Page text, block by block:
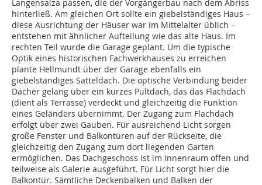
Langensalza passen, die der Vorgängerbau nach dem Abriss
hinterließ. Am gleichen Ort sollte ein giebelständiges Haus –
diese Ausrichtung der Häuser war im Mittelalter üblich –
entstehen mit ähnlicher Aufteilung wie das alte Haus. Im
rechten Teil wurde die Garage geplant. Um die typische
Optik eines historischen Fachwerkhauses zu erreichen
plante Hellmundt über der Garage ebenfalls ein
giebelständiges Satteldach. Die optische Verbindung beider
Dächer gelang über ein kurzes Pultdach, das das Flachdach
(dient als Terrasse) verdeckt und gleichzeitig die Funktion
eines Geländers übernimmt. Der Zugang zum Flachdach
erfolgt über zwei Gauben. Für ausreichend Licht sorgen
große Fenster und Balkontüren auf der Rückseite, die
gleichzeitig den Zugang zum dort liegenden Garten
ermöglichen. Das Dachgeschoss ist im Innenraum offen und
teilweise als Galerie ausgeführt. Für Licht sorgt hier die
Balkontür. Sämtliche Deckenbalken und Balken der